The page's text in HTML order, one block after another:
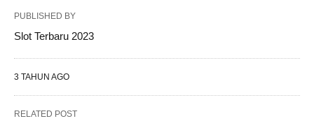
PUBLISHED BY
Slot Terbaru 2023
3 TAHUN AGO
RELATED POST